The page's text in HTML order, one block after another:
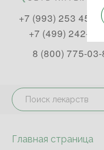
+7 (993) 253 45 93
+7 (499) 242-90-
8 (800) 775-03-
Главная страница